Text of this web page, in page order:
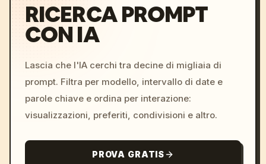
RICERCA PROMPT
CON IA
Lascia che l'IA cerchi tra decine di migliaia di
prompt. Filtra per modello, intervallo di date e
parole chiave e ordina per interazione:
visualizzazioni, preferiti, condivisioni e altro.
PROVA GRATIS